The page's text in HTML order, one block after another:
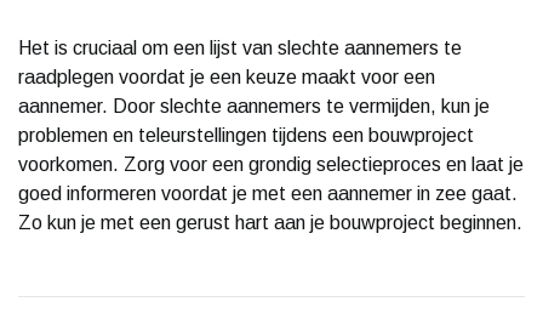
Het is cruciaal om een lijst van slechte aannemers te
raadplegen voordat je een keuze maakt voor een
aannemer. Door slechte aannemers te vermijden, kun je
problemen en teleurstellingen tijdens een bouwproject
voorkomen. Zorg voor een grondig selectieproces en laat je
goed informeren voordat je met een aannemer in zee gaat.
Zo kun je met een gerust hart aan je bouwproject beginnen.